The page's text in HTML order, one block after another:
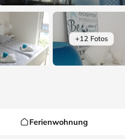
+12 Fotos
Ferienwohnung